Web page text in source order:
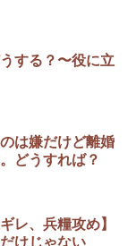
する？〜役に立
は嫌だけど離婚
どうすれば？
レ、兵糧攻め】
けじゃない